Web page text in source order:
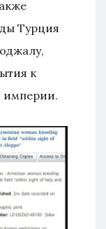
Турция
к
империи.